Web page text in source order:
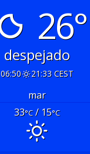
26°
despejado
06:50 21:33 CEST
mar
33°C/ 15°C